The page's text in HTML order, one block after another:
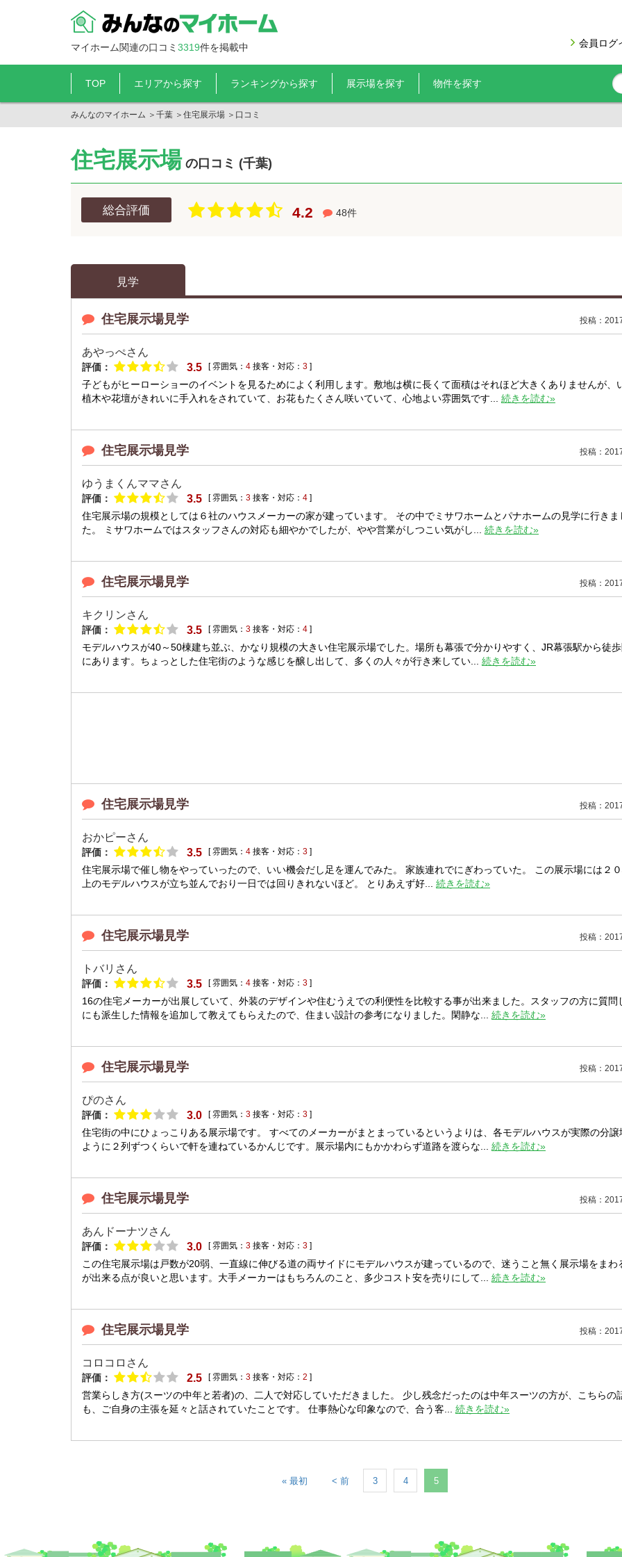
マイホーム関連の口コミ 3319件を掲載中 会員ログ
TOP エリアから探す ランキングから探す 展示場を探す 物件を探す
みんなのマイホーム ＞ 千葉 ＞ 住宅展示場 ＞ 口コミ
住宅展示場の口コミ (千葉)
総合評価 4.2 48件
見学
住宅展示場見学 投稿：
あやっぺさん
評価： 3.5 [ 雰囲気： 4 接客・対応： 3 ]
子どもがヒーローショーのイベントを見るためによく利用します。敷地は横に長くて面積はそれほど大きくありませんが、
植木や花壇がきれいに手入れをされていて、お花もたくさん咲いていて、心地よい雰囲気です... 続きを読む»
住宅展示場見学 投稿：
ゆうまくんママさん
評価： 3.5 [ 雰囲気： 3 接客・対応： 4 ]
住宅展示場の規模としては６社のハウスメーカーの家が建っています。 その中でミサワホームとパナホームの見学に行きま
た。 ミサワホームではスタッフさんの対応も細やかでしたが、やや営業がしつこい気がし... 続きを読む»
住宅展示場見学 投稿：
キクリンさん
評価： 3.5 [ 雰囲気： 3 接客・対応： 4 ]
モデルハウスが40～50棟建ち並ぶ、かなり規模の大きい住宅展示場でした。場所も幕張で分かりやすく、JR幕張駅から徒
にあります。ちょっとした住宅街のような感じを醸し出して、多くの人々が行き来してい... 続きを読む»
住宅展示場見学 投稿：
おかピーさん
評価： 3.5 [ 雰囲気： 4 接客・対応： 3 ]
住宅展示場で催し物をやっていったので、いい機会だし足を運んでみた。 家族連れでにぎわっていた。 この展示場には２
上のモデルハウスが立ち並んでおり一日では回りきれないほど。 とりあえず好... 続きを読む»
住宅展示場見学 投稿：
トバリさん
評価： 3.5 [ 雰囲気： 4 接客・対応： 3 ]
16の住宅メーカーが出展していて、外装のデザインや住むうえでの利便性を比較する事が出来ました。スタッフの方に質問
にも派生した情報を追加して教えてもらえたので、住まい設計の参考になりました。閑静な... 続きを読む»
住宅展示場見学 投稿：
ぴのさん
評価： 3.0 [ 雰囲気： 3 接客・対応： 3 ]
住宅街の中にひょっこりある展示場です。 すべてのメーカーがまとまっているというよりは、各モデルハウスが実際の分譲
ように２列ずつくらいで軒を連ねているかんじです。展示場内にもかかわらず道路を渡らな... 続きを読む»
住宅展示場見学 投稿：
あんドーナツさん
評価： 3.0 [ 雰囲気： 3 接客・対応： 3 ]
この住宅展示場は戸数が20弱、一直線に伸びる道の両サイドにモデルハウスが建っているので、迷うこと無く展示場をまわ
が出来る点が良いと思います。大手メーカーはもちろんのこと、多少コスト安を売りにして... 続きを読む»
住宅展示場見学 投稿：
コロコロさん
評価： 2.5 [ 雰囲気： 3 接客・対応： 2 ]
営業らしき方(スーツの中年と若者)の、二人で対応していただきました。 少し残念だったのは中年スーツの方が、こちらの
も、ご自身の主張を延々と話されていたことです。 仕事熱心な印象なので、合う客... 続きを読む»
« 最初 < 前 3 4 5